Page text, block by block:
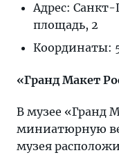
Адрес: Санкт-
площадь, 2
Координаты:
«Гранд Макет
В музее «Гранд
миниатюрную
музея